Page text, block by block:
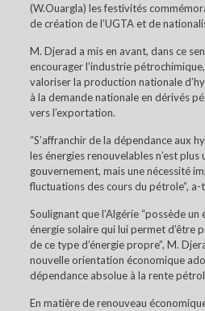
(W.Ouargla) les festivités
de création de l’UGTA et de
M. Djerad a mis en avant, dans ce
encourager l’industrie
valoriser la production nationale
à la demande nationale en dérivés
vers l’exportation.
“S’affranchir de la dépendance aux
les énergies renouvelables n’est plus
gouvernement, mais une nécessité
fluctuations des cours du pétrole”, a-
Soulignant que l’Algérie “possède
énergie solaire qui lui permet d’être
de ce type d’énergie propre”, M.
nouvelle orientation économique
dépendance absolue à la rente
En matière de renouveau